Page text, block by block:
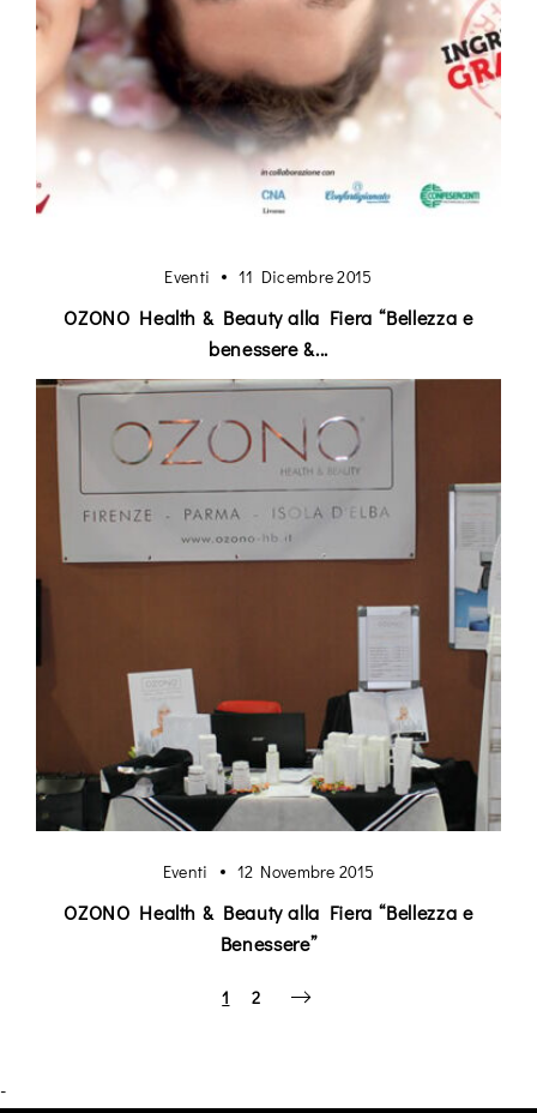
Eventi 11 Dicembre 2015
OZONO Health & Beauty alla Fiera “Bellezza e
benessere &...
Eventi 12 Novembre 2015
OZONO Health & Beauty alla Fiera “Bellezza e
Benessere”
1 2
-